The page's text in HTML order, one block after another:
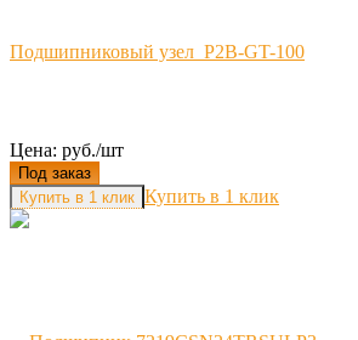
Подшипниковый узел P2B-GT-100
Цена: руб./шт
Под заказ
Купить в 1 клик